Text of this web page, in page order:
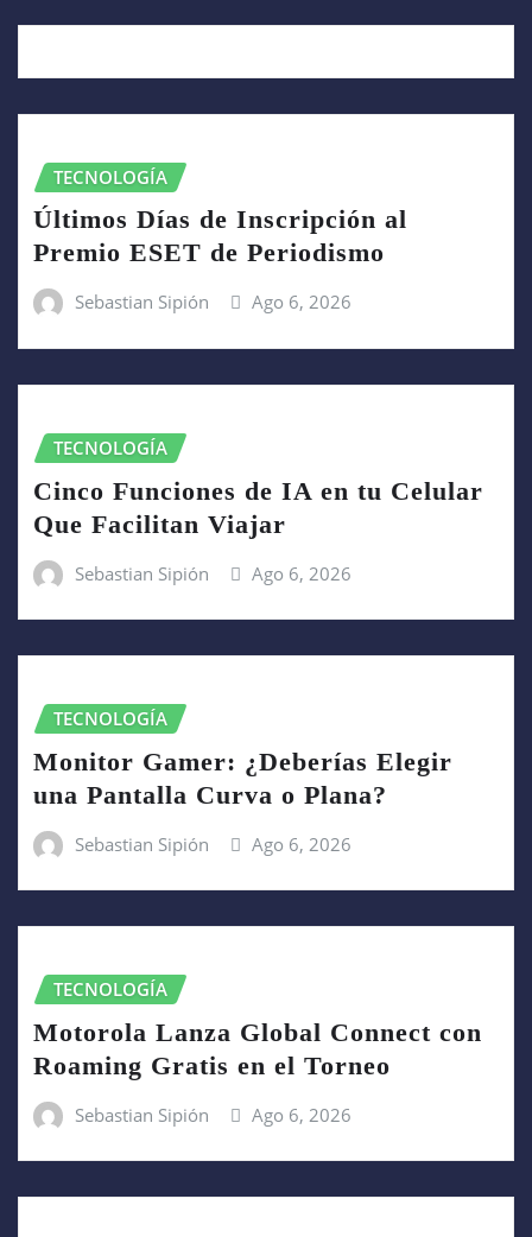
TECNOLOGÍA
Últimos Días de Inscripción al
Premio ESET de Periodismo
Sebastian Sipión Ago 6, 2026
TECNOLOGÍA
Cinco Funciones de IA en tu Celular
Que Facilitan Viajar
Sebastian Sipión Ago 6, 2026
TECNOLOGÍA
Monitor Gamer: ¿Deberías Elegir
una Pantalla Curva o Plana?
Sebastian Sipión Ago 6, 2026
TECNOLOGÍA
Motorola Lanza Global Connect con
Roaming Gratis en el Torneo
Sebastian Sipión Ago 6, 2026